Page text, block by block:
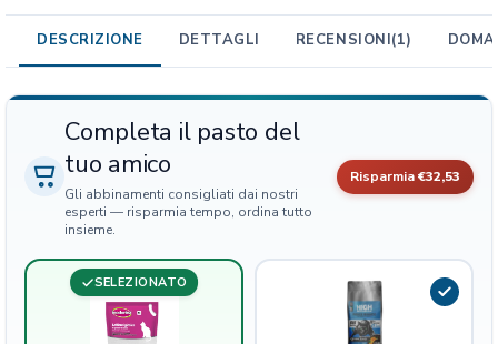
e
n
i
c
a
N
e
u
t
r
a
5
DESCRIZIONE DETTAGLI RECENSIONI(1)
Completa il pasto del
tuo amico
Gli abbinamenti consigliati dai nostri
esperti — risparmia tempo, ordina tutto
insieme.
Risparmia€32,53
SELEZIONATO